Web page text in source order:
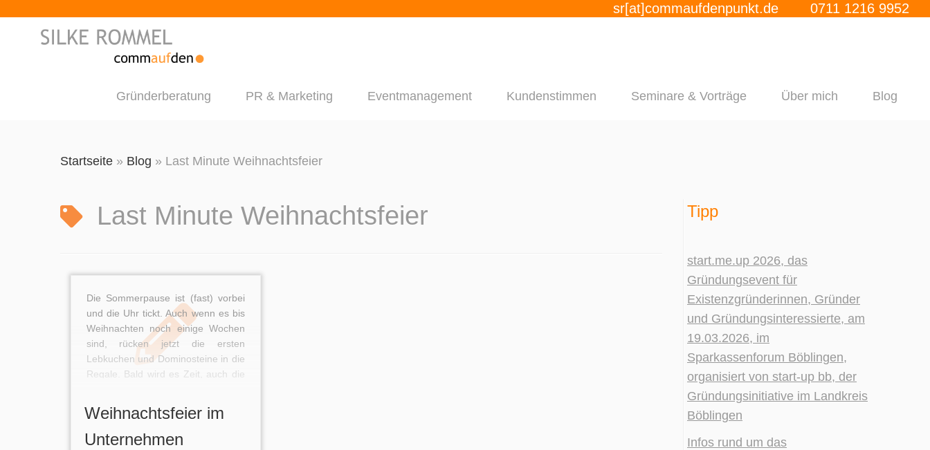
Gründerberatung PR & Marketing Eventmanagement Kundenstimmen Seminare & Vorträge Über mich Blog
sr[at]commaufdenpunkt.de 0711 1216 9952
Startseite » Blog » Last Minute Weihnachtsfeier
Last Minute Weihnachtsfeier
Die Sommerpause ist (fast) vorbei
und die Uhr tickt. Auch wenn es bis
Weihnachten noch einige Wochen
sind, rücken jetzt die ersten
Lebkuchen und Dominosteine in die
Regale. Bald wird es Zeit, auch die
unter Dach und Fach zu
bekommen. Wenn Ihre
Vorgesetzten Ihnen erst in letzter
Weihnachtsfeier im
Unternehmen
Tipp
start.me.up 2026, das
Gründungsevent für
Existenzgründerinnen, Gründer
und Gründungsinteressierte, am
19.03.2026, im
Sparkassenforum Böblingen,
organisiert von start-up bb, der
Gründungsinitiative im Landkreis
Böblingen
Infos rund um das